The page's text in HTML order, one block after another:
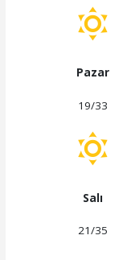
Pazar
19/33
Salı
21/35